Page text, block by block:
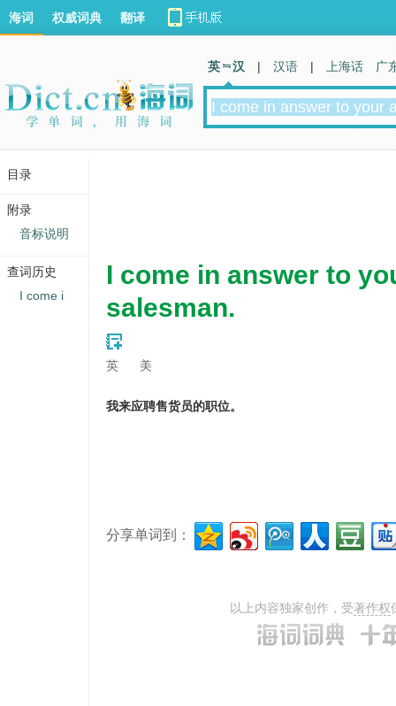
I come in answer to
salesman.
英 美
我来应聘售货员的职位。
分享单词到：
以上内容独家创作，受著作权
海词 权威词典 翻译
英 汉 | 汉语 | 上海话 广
目录
附录
音标说明
查词历史
I come i